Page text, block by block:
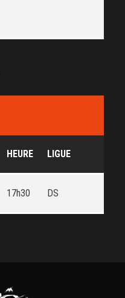
HEURE LIGUE
17h30 DS